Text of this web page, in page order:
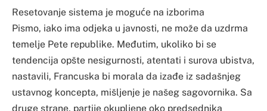
Resetovanje sistema je moguće na izborima
Pismo, iako ima odjeka u javnosti, ne može da uzdrma
temelje Pete republike. Međutim, ukoliko bi se
tendencija opšte nesigurnosti, atentati i surova ubistva,
nastavili, Francuska bi morala da izađe iz sadašnjeg
ustavnog koncepta, mišljenje je našeg sagovornika. Sa
druge strane, partije okupljene oko predsednika